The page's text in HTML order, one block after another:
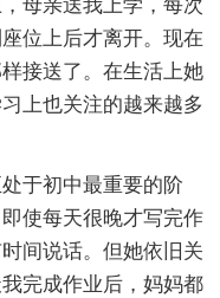
母亲送我上学，每次
位上后才离开。现在
接送了。在生活上她
上也关注的越来越多
于初中最重要的阶
使每天很晚才写完作
间说话。但她依旧关
完成作业后，妈妈都